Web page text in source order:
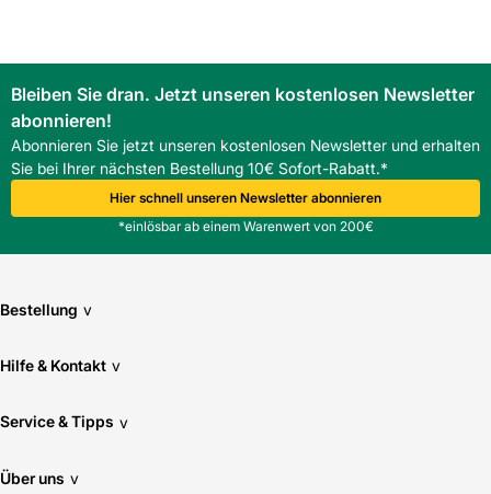
Bleiben Sie dran. Jetzt unseren kostenlosen Newsletter
abonnieren!
Abonnieren Sie jetzt unseren kostenlosen Newsletter und erhalten
Sie bei Ihrer nächsten Bestellung 10€ Sofort-Rabatt.*
Hier schnell unseren Newsletter abonnieren
*einlösbar ab einem Warenwert von 200€
Bestellung v
Hilfe & Kontakt v
Service & Tipps v
Über uns v